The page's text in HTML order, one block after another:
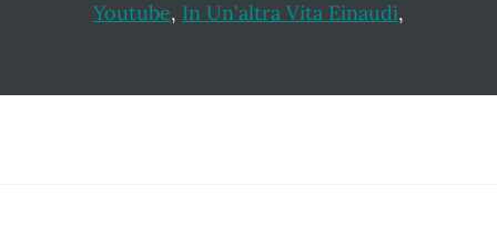
Youtube, In Un'altra Vita Einaudi,